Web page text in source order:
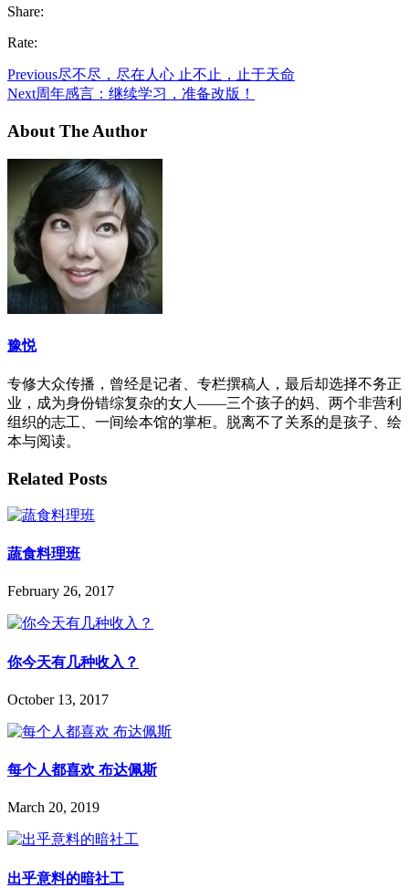
Share:
Rate:
Previous尽不尽，尽在人心 止不止，止于天命
Next周年感言：继续学习，准备改版！
About The Author
豫悦
专修大众传播，曾经是记者、专栏撰稿人，最后却选择不务正
业，成为身份错综复杂的女人——三个孩子的妈、两个非营利
组织的志工、一间绘本馆的掌柜。脱离不了关系的是孩子、绘
本与阅读。
Related Posts
蔬食料理班
February 26, 2017
你今天有几种收入？
October 13, 2017
每个人都喜欢 布达佩斯
March 20, 2019
出乎意料的暗社工